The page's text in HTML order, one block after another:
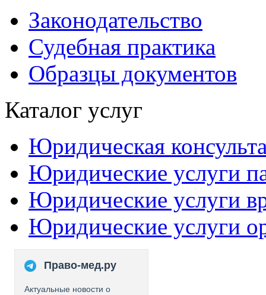
Законодательство
Судебная практика
Образцы документов
Каталог услуг
Юридическая
Юридические услуги
Юридические услуги
Юридические услуги
Право-мед.ру
Актуальные новости о